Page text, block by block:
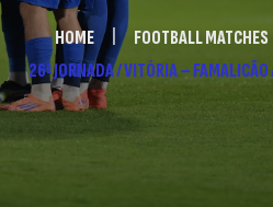
HOME FOOTBALL MATCHES
26ª JORNADA / VITÓRIA –